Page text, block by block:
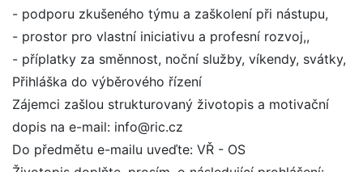
- podporu zkušeného týmu a zaškolení při nástupu,
- prostor pro vlastní iniciativu a profesní rozvoj,,
- příplatky za směnnost, noční služby, víkendy, svátky,
Přihláška do výběrového řízení
Zájemci zašlou strukturovaný životopis a motivační
dopis na e-mail: info@ric.cz
Do předmětu e-mailu uveďte: VŘ - OS